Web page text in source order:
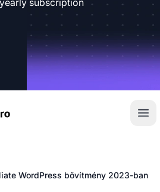
subscription
WordPress bővítmény 2023-ban